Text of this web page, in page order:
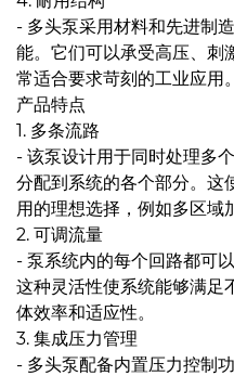
- 多头泵采用材料和先进制
能。它们可以承受高压、刺
常适合要求苛刻的工业应用。
产品特点
1. 多条流路
- 该泵设计用于同时处理多
分配到系统的各个部分。这
用的理想选择，例如多区域
2. 可调流量
- 泵系统内的每个回路都可
这种灵活性使系统能够满足
体效率和适应性。
3. 集成压力管理
- 多头泵配备内置压力控制